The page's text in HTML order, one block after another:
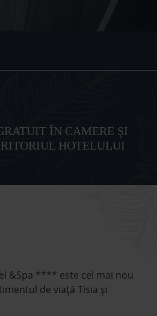
ÎN CAMERE ŞI
HOTELULUI
&Spa **** este cel mai nou
de viaţă Tisia şi